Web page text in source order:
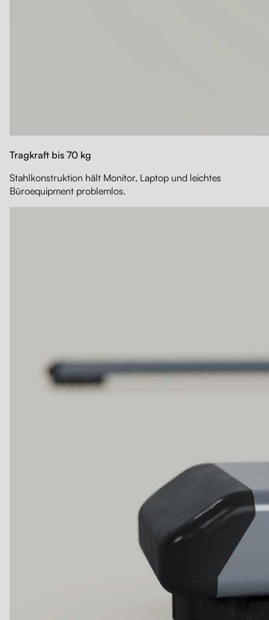
Tragkraft bis 70 kg
Stahlkonstruktion hält Monitor, Laptop und leichtes
Büroequipment problemlos.